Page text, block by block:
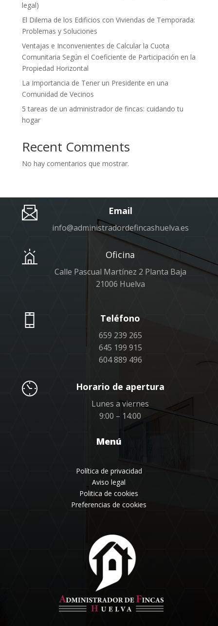
legal)
El Dilema de los Edificios con Viviendas de Temporada:
Problemas y Soluciones
Ventajas e Inconvenientes de Calcular la Cuota
Comunitaria Según el Coeficiente de Participación en la
Propiedad Horizontal
La Importancia de Tener un Presidente en una
Comunidad de Vecinos
5 tareas de un administrador de fincas: cuidando tu
hogar
Recent Comments
No hay comentarios que mostrar.
Email
info@administradordefincashuelva.es
Oficina
Calle Pascual Martínez 2 Planta Baja
21006 Huelva
Teléfono
659 239 265
645 199 915
604 889 496
Horario de apertura
Lunes a viernes
9:00 – 14:00
Menú
Política de privacidad
Aviso legal
Politica de cookies
Preferencias de cookies